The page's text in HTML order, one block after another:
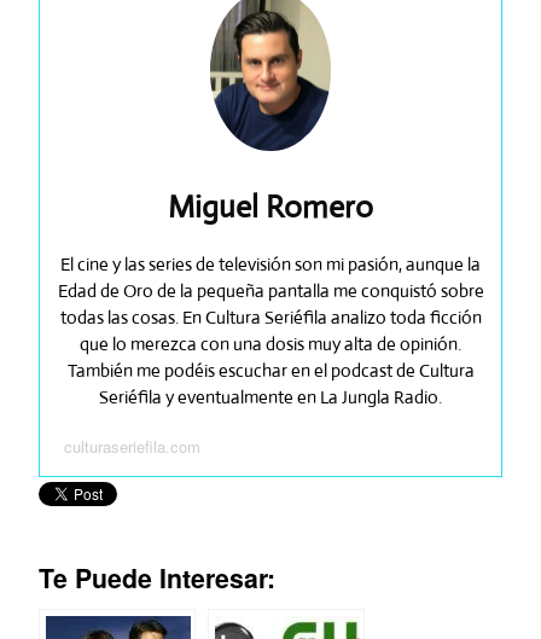
Miguel Romero
El cine y las series de televisión son mi pasión, aunque la
Edad de Oro de la pequeña pantalla me conquistó sobre
todas las cosas. En Cultura Seriéfila analizo toda ficción
que lo merezca con una dosis muy alta de opinión.
También me podéis escuchar en el podcast de Cultura
Seriéfila y eventualmente en La Jungla Radio.
culturaseriefila.com
Te Puede Interesar: